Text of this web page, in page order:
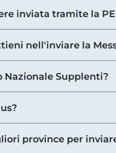
inviata tramite la
nell'inviare la
Nazionale Supplenti?
province per